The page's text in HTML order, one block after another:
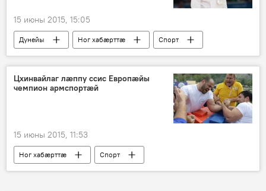
15 июны 2015, 15:05
Дунейы Ног хабӕрттӕ Спорт
Цхинвайлаг лӕппу ссис Европӕйы
чемпион армспортӕй
15 июны 2015, 11:53
Ног хабӕрттӕ
Спорт
Хуссар Ирыстоны